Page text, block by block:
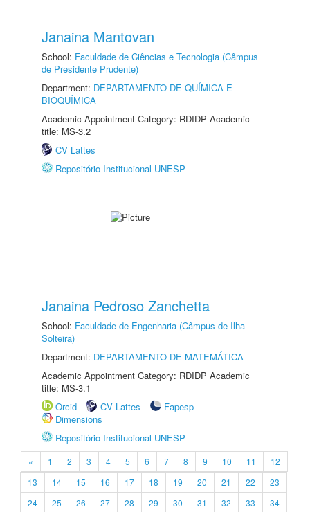
Janaina Mantovan
School: Faculdade de Ciências e Tecnologia (Câmpus
de Presidente Prudente)
Department: DEPARTAMENTO DE QUÍMICA E
BIOQUÍMICA
Academic Appointment Category: RDIDP Academic
title: MS-3.2
CV Lattes
Repositório Institucional UNESP
Janaina Pedroso Zanchetta
School: Faculdade de Engenharia (Câmpus de Ilha
Solteira)
Department: DEPARTAMENTO DE MATEMÁTICA
Academic Appointment Category: RDIDP Academic
title: MS-3.1
Orcid
CV Lattes
Fapesp
Dimensions
Repositório Institucional UNESP
« 1 2 3 4 5 6 7 8 9 10 11
12
13
14 15 16 17 18 19 20 21 22
23
24
25 26 27 28 29 30 31 32 33
34